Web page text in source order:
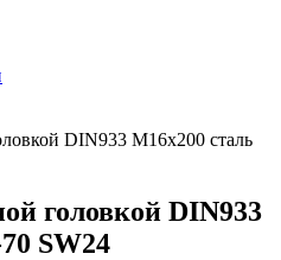
DIN933 М16х200 сталь
головкой DIN933
SW24